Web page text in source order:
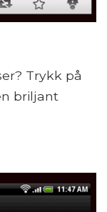
Trykk på
briljant